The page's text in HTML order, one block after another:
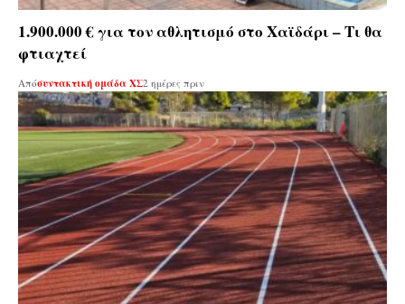
1.900.000 € για τον αθλητισμό στο Χαϊδάρι – Τι θα
φτιαχτεί
Απόσυντακτική ομάδα ΧΣ2 ημέρες πριν